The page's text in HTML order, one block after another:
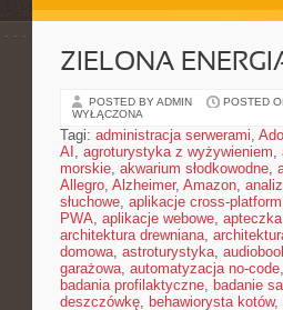
ZIELONA
POSTED BY ADMIN POSTED
WYŁĄCZONA
Tagi: administracja serwerami,
AI , agroturystyka z wyżywieniem,
morskie, akwarium słodkowodne,
Allegro, Alzheimer, Amazon,
słuchowe, aplikacje cross-platform
PWA, aplikacje webowe,
architektura drewniana,
domowa, astroturystyka,
garażowa, automatyzacja no-code,
badania profilaktyczne, badanie
deszczówkę, behawiorysta kotów,